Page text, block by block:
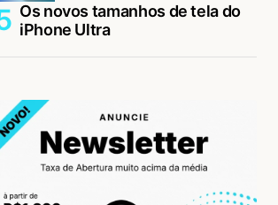
Os novos tamanhos de tela do
iPhone Ultra